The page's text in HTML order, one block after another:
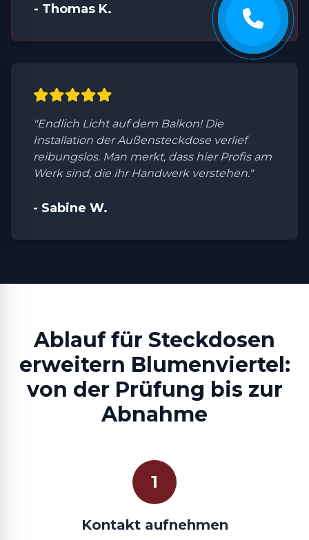
- Thomas K.
"Endlich Licht auf dem Balkon! Die
Installation der Außensteckdose verlief
reibungslos. Man merkt, dass hier Profis am
Werk sind, die ihr Handwerk verstehen."
- Sabine W.
Ablauf für Steckdosen
erweitern Blumenviertel:
von der Prüfung bis zur
Abnahme
1
Kontakt aufnehmen